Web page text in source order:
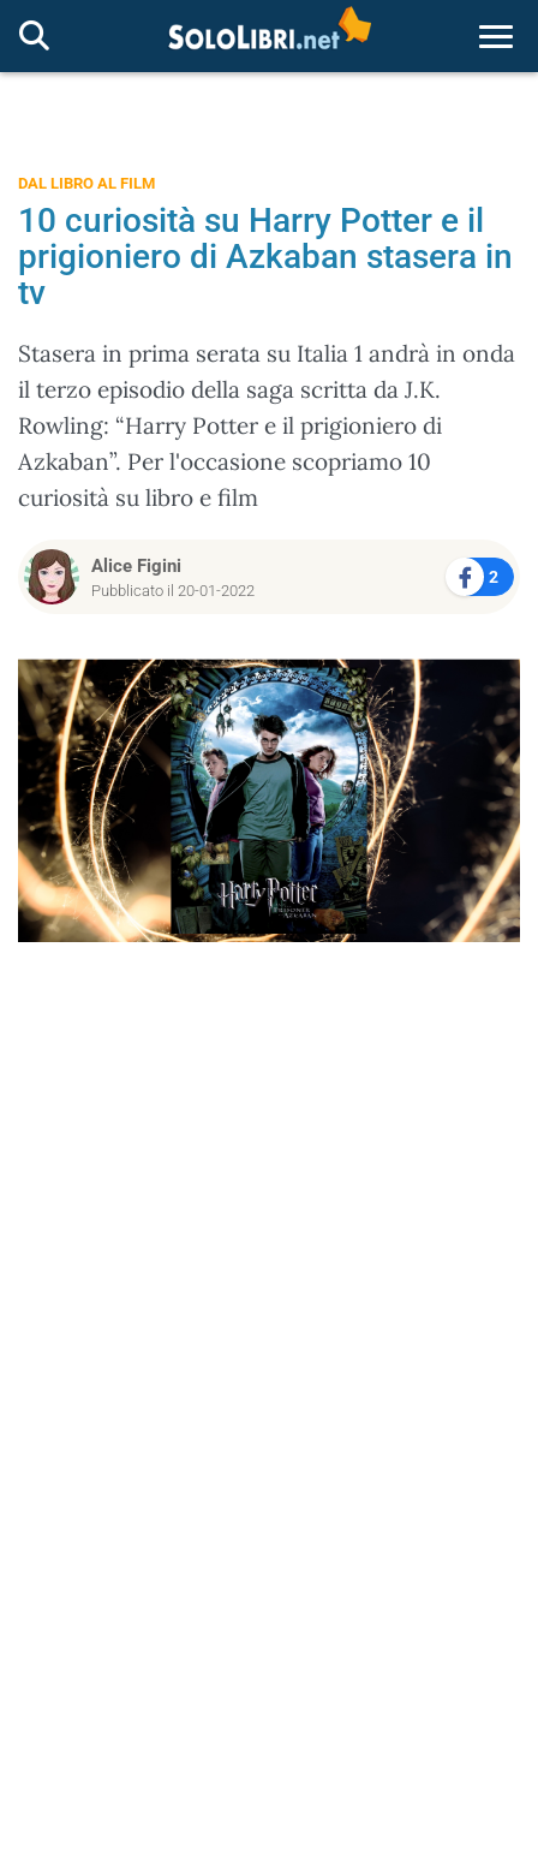
DAL LIBRO AL FILM
10 curiosità su Harry Potter e il
prigioniero di Azkaban stasera in
tv
Stasera in prima serata su Italia 1 andrà in onda
il terzo episodio della saga scritta da J.K.
Rowling: “Harry Potter e il prigioniero di
Azkaban”. Per l'occasione scopriamo 10
curiosità su libro e film
Alice Figini
Pubblicato il 20-01-2022
2